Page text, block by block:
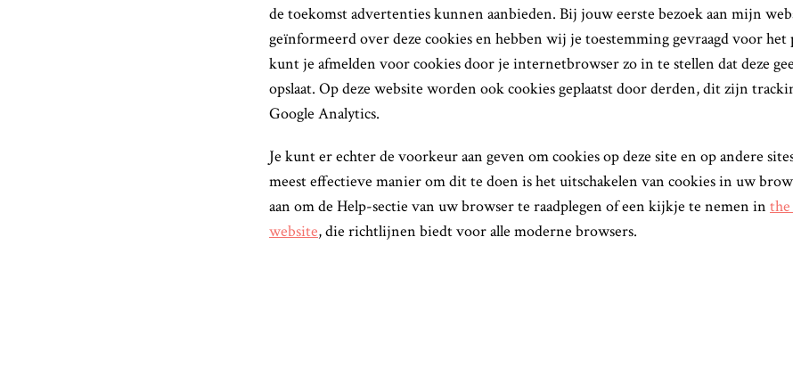
de toekomst advertenties kunnen aanbieden. Bij jouw eerste bezoek aan mijn
geïnformeerd over deze cookies en hebben wij je toestemming gevraagd voor het
kunt je afmelden voor cookies door je internetbrowser zo in te stellen dat deze
opslaat. Op deze website worden ook cookies geplaatst door derden, dit zijn
Google Analytics.
Je kunt er echter de voorkeur aan geven om cookies op deze site en op andere
meest effectieve manier om dit te doen is het uitschakelen van cookies in uw
aan om de Help-sectie van uw browser te raadplegen of een kijkje te nemen in
website, die richtlijnen biedt voor alle moderne browsers.